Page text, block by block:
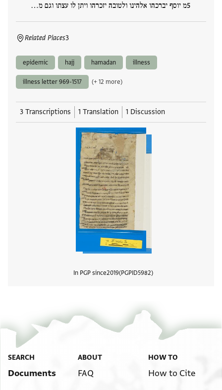
מ יוסף יברכהו אלהינו ולטובה יזכרהו ויתן לו עצתו וגם מ…
Related Places3
epidemic hajj hamadan illness
illness letter 969-1517 (+ 12 more)
3 Transcriptions 1 Translation 1 Discussion
In PGP since2019 PGPID5982
SEARCH
Documents
ABOUT
FAQ
HOW TO
How to Cite